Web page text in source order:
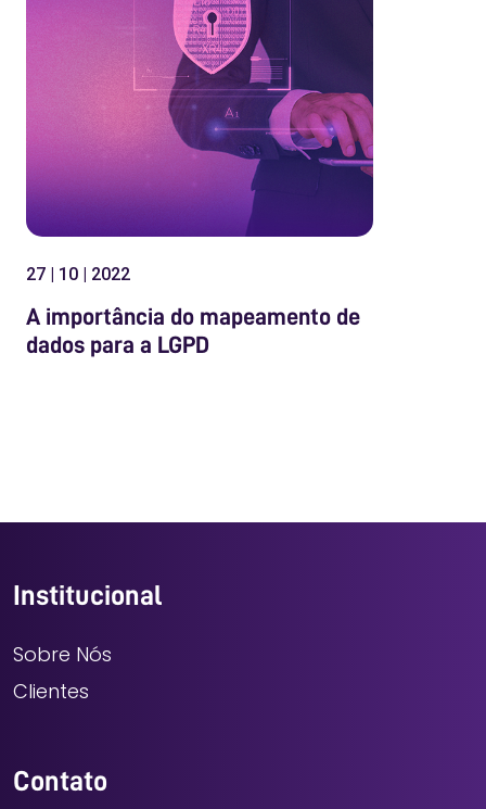
27 | 10 | 2022
A importância do mapeamento de
dados para a LGPD
Institucional
Sobre Nós
Clientes
Contato